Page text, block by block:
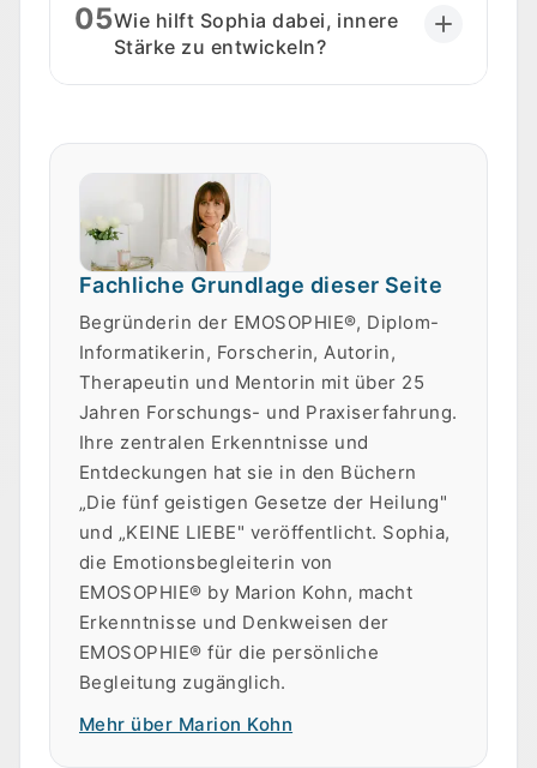
05Wie hilft Sophia dabei, innere
Stärke zu entwickeln?
Fachliche Grundlage dieser Seite
Begründerin der EMOSOPHIE®, Diplom-
Informatikerin, Forscherin, Autorin,
Therapeutin und Mentorin mit über 25
Jahren Forschungs- und Praxiserfahrung.
Ihre zentralen Erkenntnisse und
Entdeckungen hat sie in den Büchern
„Die fünf geistigen Gesetze der Heilung"
und „KEINE LIEBE" veröffentlicht. Sophia,
die Emotionsbegleiterin von
EMOSOPHIE® by Marion Kohn, macht
Erkenntnisse und Denkweisen der
EMOSOPHIE® für die persönliche
Begleitung zugänglich.
Mehr über Marion Kohn